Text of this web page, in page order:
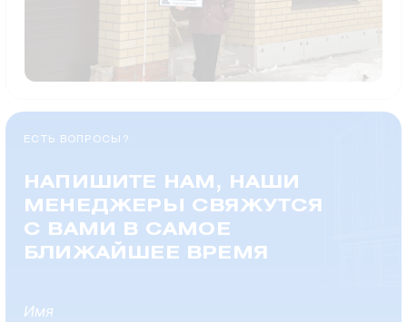
ЕСТЬ ВОПРОСЫ?
НАПИШИТЕ НАМ, НАШИ
МЕНЕДЖЕРЫ СВЯЖУТСЯ
С ВАМИ В САМОЕ
БЛИЖАЙШЕЕ ВРЕМЯ